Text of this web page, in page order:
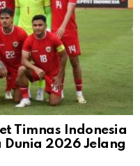
Timnas Indonesia
2026 Jelang